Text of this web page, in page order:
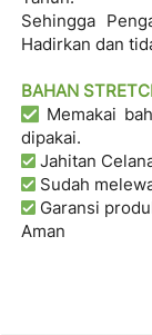
Sehingga
Hadirkan dan
BAHAN
Memakai
dipakai.
Jahitan
Sudah
Garansi
Aman